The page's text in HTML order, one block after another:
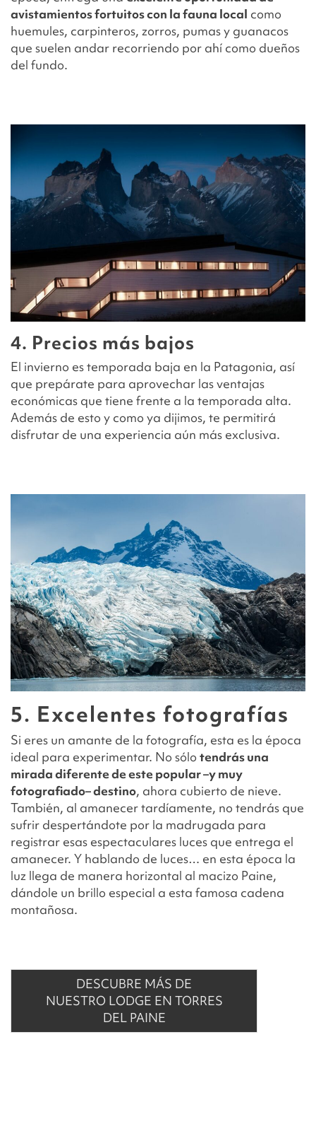
avistamientos fortuitos con la fauna local como
huemules, carpinteros, zorros, pumas y guanacos
que suelen andar recorriendo por ahí como dueños
del fundo.
4. Precios más bajos
El invierno es temporada baja en la Patagonia, así
que prepárate para aprovechar las ventajas
económicas que tiene frente a la temporada alta.
Además de esto y como ya dijimos, te permitirá
disfrutar de una experiencia aún más exclusiva.
5. Excelentes fotografías
Si eres un amante de la fotografía, esta es la época
ideal para experimentar. No sólo tendrás una
mirada diferente de este popular –y muy
fotografiado– destino, ahora cubierto de nieve.
También, al amanecer tardíamente, no tendrás que
sufrir despertándote por la madrugada para
registrar esas espectaculares luces que entrega el
amanecer. Y hablando de luces… en esta época la
luz llega de manera horizontal al macizo Paine,
dándole un brillo especial a esta famosa cadena
montañosa.
DESCUBRE MÁS DE
NUESTRO LODGE EN TORRES
DEL PAINE